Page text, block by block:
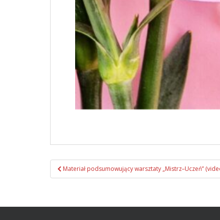
Zobacz wpisy
Materiał podsumowujący warsztaty „Mistrz–Uczeń”